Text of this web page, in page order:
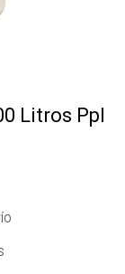
Litros Ppl